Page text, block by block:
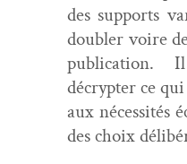
des sup­ports
dou­bler voire
pub­li­ca­tion.
décrypter ce
aux néces­sités
des choix